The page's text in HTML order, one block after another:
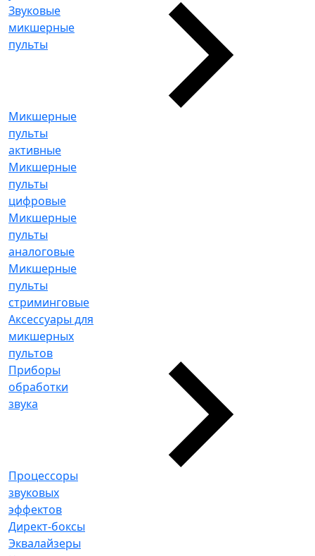
Звуковые
микшерные
пульты
Микшерные
пульты
активные
Микшерные
пульты
цифровые
Микшерные
пульты
аналоговые
Микшерные
пульты
стриминговые
Аксессуары для
микшерных
пультов
Приборы
обработки
звука
Процессоры
звуковых
эффектов
Директ-боксы
Эквалайзеры